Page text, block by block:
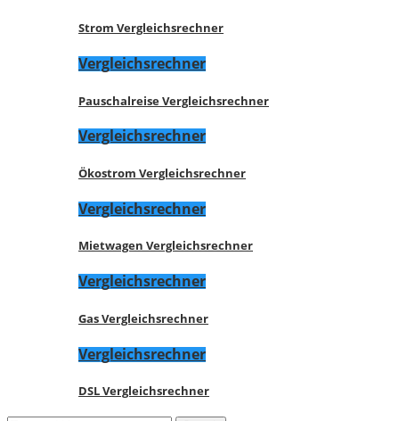
Strom Vergleichsrechner
Vergleichsrechner
Pauschalreise Vergleichsrechner
Vergleichsrechner
Ökostrom Vergleichsrechner
Vergleichsrechner
Mietwagen Vergleichsrechner
Vergleichsrechner
Gas Vergleichsrechner
Vergleichsrechner
DSL Vergleichsrechner